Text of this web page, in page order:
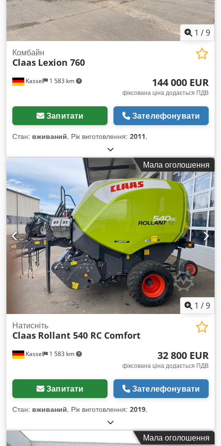
1 /9
Kassel 1 583 km
Комбайн
Claas Lexion 760
144 000 EUR
фіксована ціна додається ПДВ
Запитати Зателефонувати
Стан: вживаний, Рік виготовлення: 2011,
Мала оголошення
1 /9
Kassel 1 583 km
Натисніть
Claas Rollant 540 RC Comfort
32 800 EUR
фіксована ціна додається ПДВ
Запитати Зателефонувати
Стан: вживаний, Рік виготовлення: 2019,
Мала оголошення